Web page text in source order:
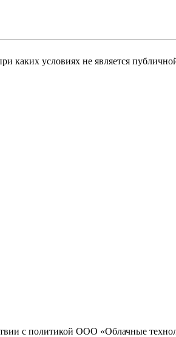
каких условиях не является
с политикой ООО «Облачные